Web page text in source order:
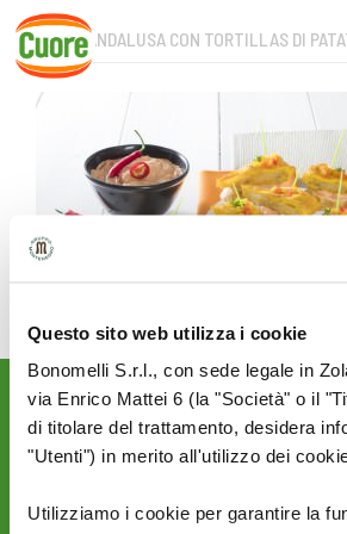
Questo sito web utilizza i cookie
Bonomelli S.r.l., con sede legale in
via Enrico Mattei 6 (la "Società" o il
di titolare del trattamento, desidera
"Utenti") in merito all'utilizzo dei
Utilizziamo i cookie per garantire la
Skip
content
SALSA ANDALUSA CON TORTILLAS DI
Rimani aggiornato sulle
novità del mondo